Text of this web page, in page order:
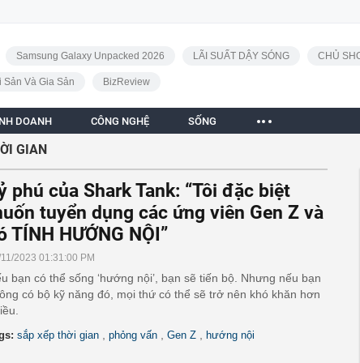
Samsung Galaxy Unpacked 2026 LÃI SUẤT DẬY SÓNG CHỦ
Sản Và Gia Sản BizReview
DOANH CÔNG NGHỆ SỐNG
GIAN
phú của Shark Tank: “Tôi đặc biệt
tuyển dụng các ứng viên Gen Z và
TÍNH HƯỚNG NỘI”
2023 01:31:00 PM
bạn có thể sống ‘hướng nội’, bạn sẽ tiến bộ. Nhưng nếu bạn
có bộ kỹ năng đó, mọi thứ có thể sẽ trở nên khó khăn hơn
sắp xếp thời gian phỏng vấn Gen Z hướng nội